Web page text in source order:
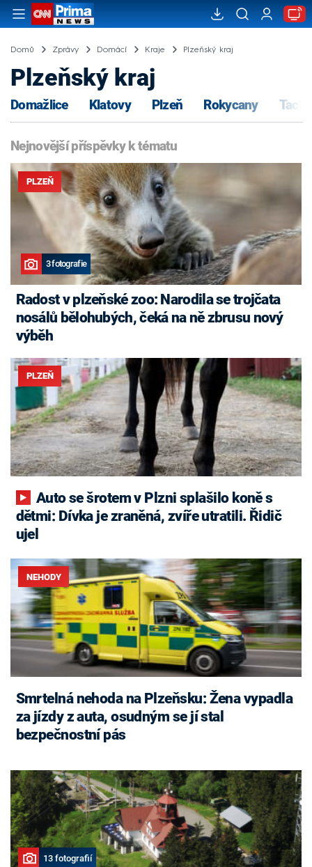
Domů Zprávy Domácí Kraje Plzeňský kraj
Plzeňský kraj
Domažlice Klatovy Plzeň Rokycany
Nejnovější příspěvky k tématu
3 fotografie
Radost v plzeňské zoo: Narodila se trojčata
nosálů bělohubých, čeká na ně zbrusu nový
výběh
PLZEŇ
PLZEŇ
dětmi: Dívka je zraněná, zvíře utratili. Řidič
ujel
NEHODY
Smrtelná nehoda na Plzeňsku: Žena vypadla
za jízdy z auta, osudným se jí stal
bezpečnostní pás
13 fotografií